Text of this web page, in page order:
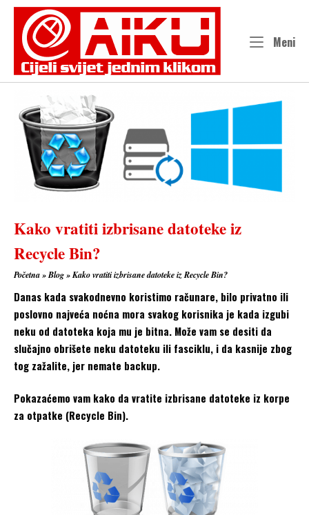
Skip
content
Meni
Kako vratiti izbrisane datoteke iz
Recycle Bin?
Početna»Blog»Kako vratiti izbrisane datoteke iz Recycle Bin?
Danas kada svakodnevno koristimo računare, bilo privatno ili
poslovno najveća noćna mora svakog korisnika je kada izgubi
neku od datoteka koja mu je bitna. Može vam se desiti da
slučajno obrišete neku datoteku ili fasciklu, i da kasnije zbog
tog zažalite, jer nemate backup.
Pokazaćemo vam kako da vratite izbrisane datoteke iz korpe
za otpatke (Recycle Bin).